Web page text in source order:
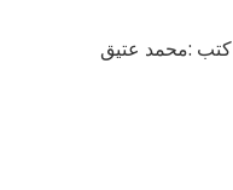
كتب :محمد عتيق